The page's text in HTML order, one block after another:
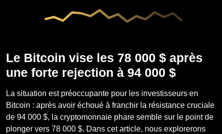
Le Bitcoin vise les 78 000 $ après
une forte rejection à 94 000 $
La situation est préoccupante pour les investisseurs en
Bitcoin : après avoir échoué à franchir la résistance cruciale
de 94 000 $, la cryptomonnaie phare semble sur le point de
plonger vers 78 000 $. Dans cet article, nous explorerons